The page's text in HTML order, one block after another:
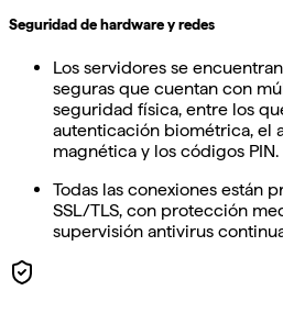
Seguridad de hardware y redes
Los servidores se
seguras que cuentan con
seguridad física, entre los
autenticación biométrica, el
magnética y los códigos PIN.
Todas las conexiones están
SSL/TLS, con protección
supervisión antivirus